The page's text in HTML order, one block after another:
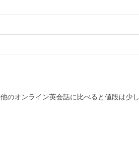
他のオンライン英会話に比べると値段は少し